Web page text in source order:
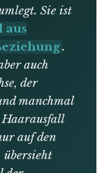
Sie ist
aus
.
auch
der
manchmal
Haarausfall
auf den